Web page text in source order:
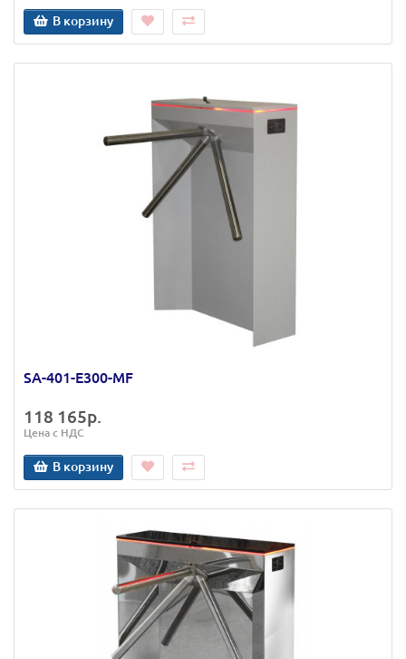
В корзину
SA-401-Е300-MF
118 165р.
Цена с НДС
В корзину